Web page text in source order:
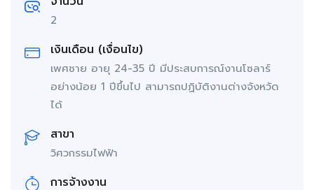
2
เงินเดือน (เงื่อนไข)
เพศชาย อายุ 24-35 ปี มีประสบการณ์งานโซลาร์
อย่างน้อย 1 ปีขึ้นไป สามารถปฏิบัติงานต่างจังหวัด
ได้
สาขา
วิศวกรรมไฟฟ้า
การจ้างงาน